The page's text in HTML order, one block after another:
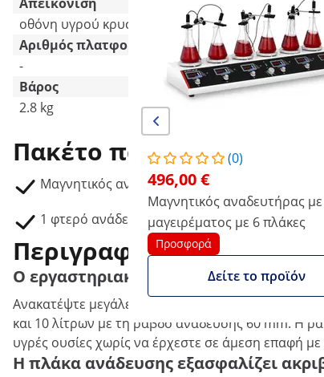
οθόνη υγρού κρυστάλλου
Αριθμός πλατφορμών
-
6
Βάρος
2.8 kg
Πακέτο παράδοσης
Μαγνητικός αναδευτήρας SBS-MR-1500-1/10
1 φτερό ανάδευσης
(0)
496,00 €
Μαγνητικός αναδευτήρας με
μαγειρέματος με 6 πλάκες
Προσφορά
Δείτε το προϊόν
Περιγραφή προϊόντος
Ο εργαστηριακός αναδευτήρας για
Ανακατέψτε μεγάλες ποσότητες υγρών με
και 10 λίτρων με τη ράβδο ανάδευσης 60 mm. Η
υγρές ουσίες χωρίς να έρχεστε σε άμεση επαφή
Η πλάκα ανάδευσης εξασφαλίζει